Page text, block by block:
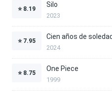
⭐ 8.19
Silo
2023
⭐ 7.95
Cien años de soledad
2024
⭐ 8.75
One Piece
1999